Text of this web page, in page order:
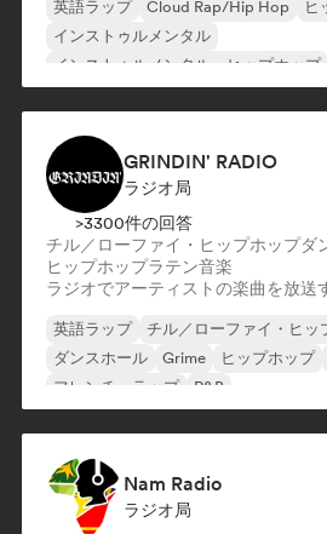
英語ラップ Cloud Rap/Hip Hop
ヒ
インストゥルメンタル
インストゥルメンタル・ヒップホップ
GRINDIN' RADIO
ラジオ局
>3300件の回答
チル／ローファイ・ヒップホップダ
ヒップホップラテン音楽
ラジオでアーティストの楽曲を放送
英語ラップ
チル／ローファイ・ヒッ
ダンスホール
Grime ヒップホップ
フレンチ・ラップ
R&B
Nam Radio
ラジオ局